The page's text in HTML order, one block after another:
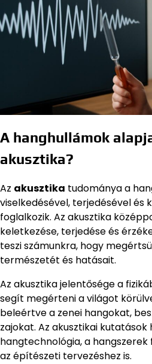
A hanghullámok
akusztika?
Az akusztika tudománya a
viselkedésével, terjedésével és
foglalkozik. Az akusztika
keletkezése, terjedése és
teszi számunkra, hogy
természetét és hatásait.
Az akusztika jelentősége a
segít megérteni a világot
beleértve a zenei hangokat,
zajokat. Az akusztikai kutatások
hangtechnológia, a
az építészeti tervezéshez is.